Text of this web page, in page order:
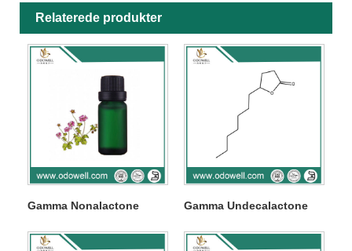
Relaterede produkter
Gamma Nonalactone Gamma Undecalactone